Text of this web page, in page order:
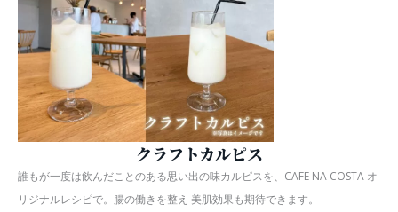
クラフトカルピス
誰もが一度は飲んだことのある思い出の味カルピスを、CAFE NA COSTA オ
リジナルレシピで。腸の働きを整え 美肌効果も期待できます。